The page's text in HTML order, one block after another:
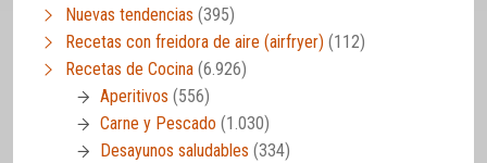
Nuevas tendencias (395)
Recetas con freidora de aire (airfryer) (112)
Recetas de Cocina (6.926)
Aperitivos (556)
Carne y Pescado (1.030)
Desayunos saludables (334)